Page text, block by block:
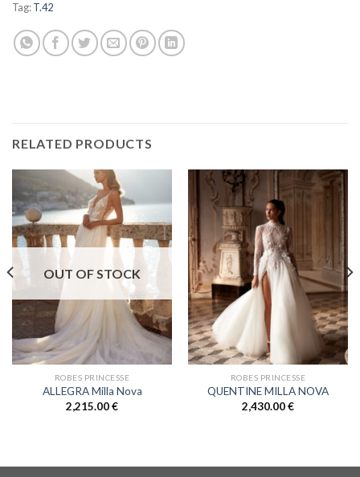
Tag:T.42
RELATED PRODUCTS
OUT OF STOCK
ROBES PRINCESSE
ALLEGRA Milla Nova
2,215.00€
ROBES PRINCESSE
QUENTINE MILLA NOVA
2,430.00€